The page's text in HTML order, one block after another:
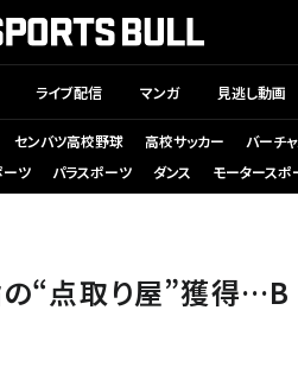
ライブ配信 マンガ 見逃し動画
センバツ高校野球 高校サッカー バーチ
ーツ パラスポーツ ダンス モータースポ
の“点取り屋”獲得…B